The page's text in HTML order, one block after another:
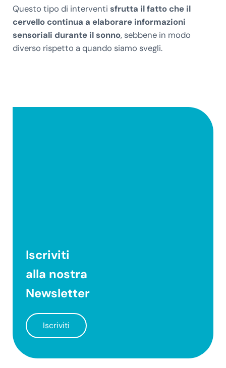
Questo tipo di interventi sfrutta il fatto che il
cervello continua a elaborare informazioni
sensoriali durante il sonno, sebbene in modo
diverso rispetto a quando siamo svegli.
Iscriviti
alla nostra
Newsletter
Iscriviti